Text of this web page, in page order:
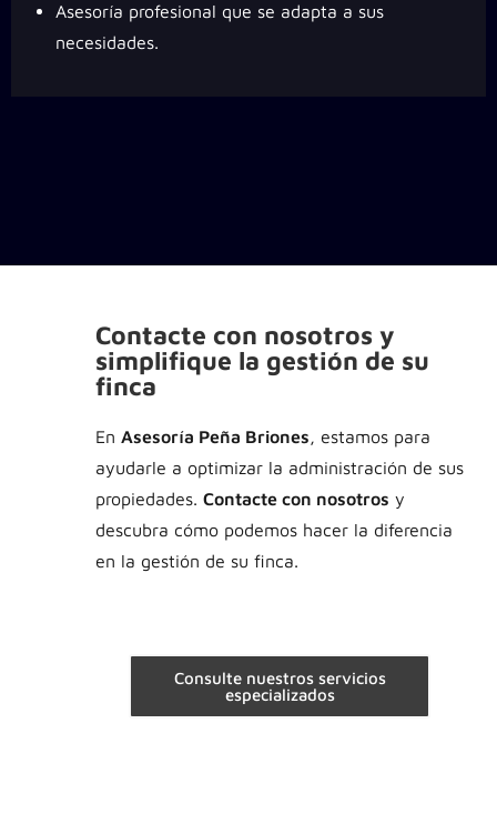
Asesoría profesional que se adapta a sus
necesidades.
Contacte con nosotros y
simplifique la gestión de su
finca
En Asesoría Peña Briones, estamos para
ayudarle a optimizar la administración de sus
propiedades. Contacte con nosotros y
descubra cómo podemos hacer la diferencia
en la gestión de su finca.
Consulte nuestros servicios
especializados